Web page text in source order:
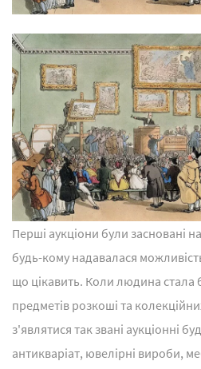
Перші аукціони були засновані
будь-кому надавалася
що цікавить. Коли людина
предметів розкоші та
з'являтися так звані аукціонні
антикваріат, ювелірні вироби,